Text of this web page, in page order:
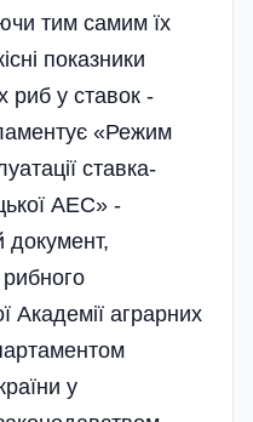
тим самим їх
показники
риб у ставок -
«Режим
ставка-
АЕС» -
Академії аграрних
у